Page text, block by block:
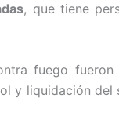
, que tiene
fuego
y liquidación del